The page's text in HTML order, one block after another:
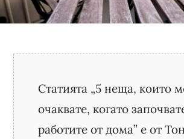
Статията „5 неща, които
очаквате, когато
работите от дома” е от